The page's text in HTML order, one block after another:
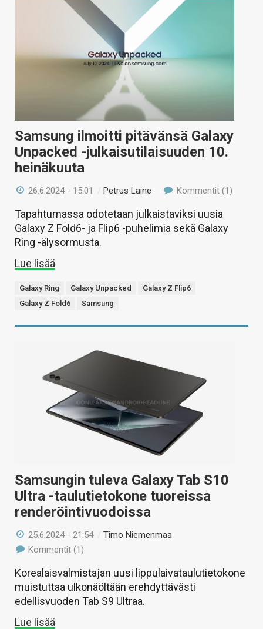
Samsung ilmoitti pitävänsä Galaxy
Unpacked -julkaisutilaisuuden 10.
heinäkuuta
26.6.2024 - 15:01 /Petrus Laine Kommentit (1)
Tapahtumassa odotetaan julkaistaviksi uusia
Galaxy Z Fold6- ja Flip6 -puhelimia sekä Galaxy
Ring -älysormusta.
Lue lisää
Galaxy Ring Galaxy Unpacked
Galaxy Z Flip6
Galaxy Z Fold6
Samsung
Samsungin tuleva Galaxy Tab S10
Ultra -taulutietokone tuoreissa
renderöintivuodoissa
25.6.2024 - 21:54 /Timo Niemenmaa
Kommentit (1)
Korealaisvalmistajan uusi lippulaivataulutietokone
muistuttaa ulkonäöltään erehdyttävästi
edellisvuoden Tab S9 Ultraa.
Lue lisää